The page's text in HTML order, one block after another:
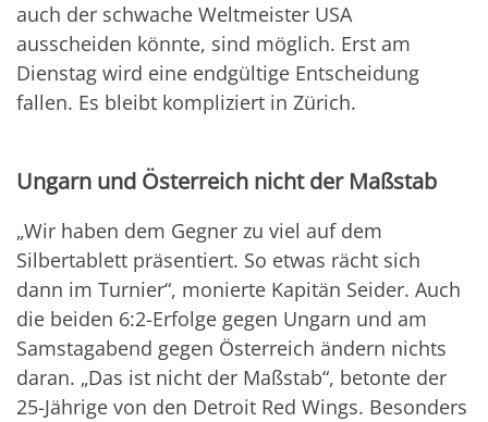
auch der schwache Weltmeister USA
ausscheiden könnte, sind möglich. Erst am
Dienstag wird eine endgültige Entscheidung
fallen. Es bleibt kompliziert in Zürich.
Ungarn und Österreich nicht der Maßstab
„Wir haben dem Gegner zu viel auf dem
Silbertablett präsentiert. So etwas rächt sich
dann im Turnier“, monierte Kapitän Seider. Auch
die beiden 6:2-Erfolge gegen Ungarn und am
Samstagabend gegen Österreich ändern nichts
daran. „Das ist nicht der Maßstab“, betonte der
25-Jährige von den Detroit Red Wings. Besonders